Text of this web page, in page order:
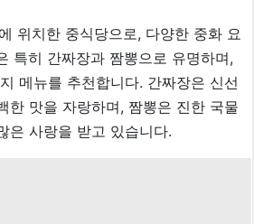
위치한 중식당으로, 다양한 중화 요
특히 간짜장과 짬뽕으로 유명하며,
메뉴를 추천합니다. 간짜장은 신선
한 맛을 자랑하며, 짬뽕은 진한 국물
은 사랑을 받고 있습니다.